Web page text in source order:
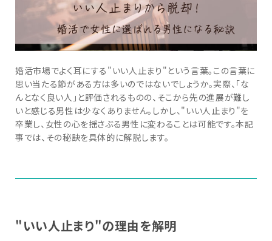
婚活市場でよく耳にする"いい人止まり"という言葉。この言葉に
思い当たる節がある方は多いのではないでしょうか。実際、「な
んとなく良い人」と評価されるものの、そこから先の進展が難し
いと感じる男性は少なくありません。しかし、"いい人止まり"を
卒業し、女性の心を揺さぶる男性に変わることは可能です。本記
事では、その秘訣を具体的に解説します。
"いい人止まり"の理由を解明